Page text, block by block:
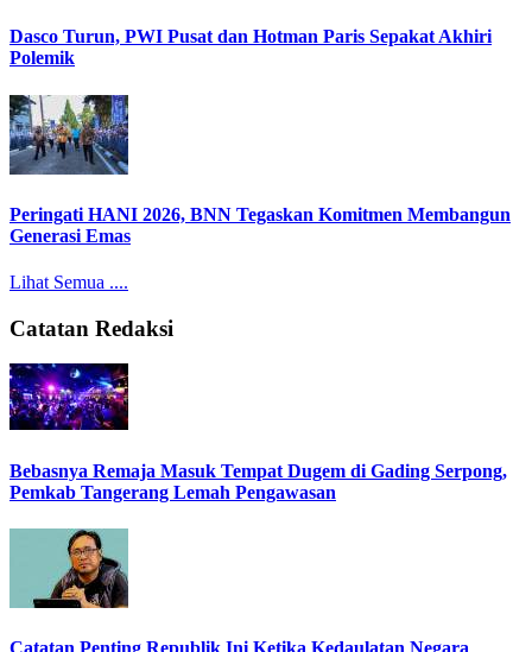
Dasco Turun, PWI Pusat dan Hotman Paris Sepakat Akhiri
Polemik
Peringati HANI 2026, BNN Tegaskan Komitmen Membangun
Generasi Emas
Lihat Semua ....
Catatan Redaksi
Bebasnya Remaja Masuk Tempat Dugem di Gading Serpong,
Pemkab Tangerang Lemah Pengawasan